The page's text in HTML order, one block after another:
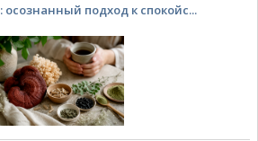
подход к спокойс...